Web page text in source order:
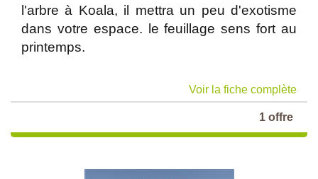
l'arbre à Koala, il mettra un peu d'exotisme
dans votre espace. le feuillage sens fort au
printemps.
Voir la fiche complète
1 offre